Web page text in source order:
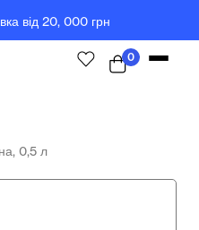
від 20, 000 грн
0
0,5 л